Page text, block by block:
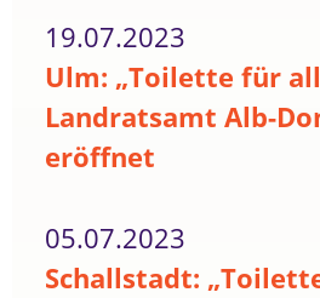
19.07.2023
Ulm: „Toilette für
Landratsamt Alb-
eröffnet
05.07.2023
Schallstadt: